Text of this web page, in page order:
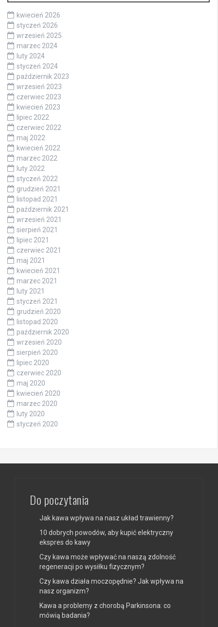
kwiecień 2026
styczeń 2026
wrzesień 2025
marzec 2024
luty 2024
styczeń 2024
październik 2023
wrzesień 2023
czerwiec 2023
kwiecień 2023
lipiec 2022
czerwiec 2022
maj 2022
kwiecień 2022
marzec 2022
luty 2022
styczeń 2022
grudzień 2021
listopad 2021
październik 2021
wrzesień 2021
sierpień 2021
lipiec 2021
czerwiec 2021
maj 2021
kwiecień 2021
marzec 2021
luty 2021
styczeń 2021
grudzień 2020
listopad 2020
październik 2020
wrzesień 2020
sierpień 2020
lipiec 2020
czerwiec 2020
maj 2020
kwiecień 2020
marzec 2020
luty 2020
styczeń 2020
Do poczytania
Jak kawa wpływa na nasz układ trawienny?
10 dobrych powodów, aby kupić elektryczny
ekspres do kawy
Czy kawa może wpływać na naszą zdolność
regeneracji po wysiłku fizycznym?
Czy kawa działa moczopędnie? Jak wpływa na
nasz organizm?
Kawa a problemy z chorobą Parkinsona: co
mówią badania?